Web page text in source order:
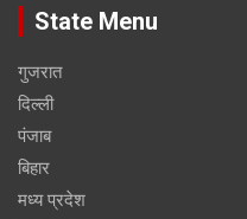
State Menu
गुजरात
दिल्ली
पंजाब
बिहार
मध्य प्रदेश